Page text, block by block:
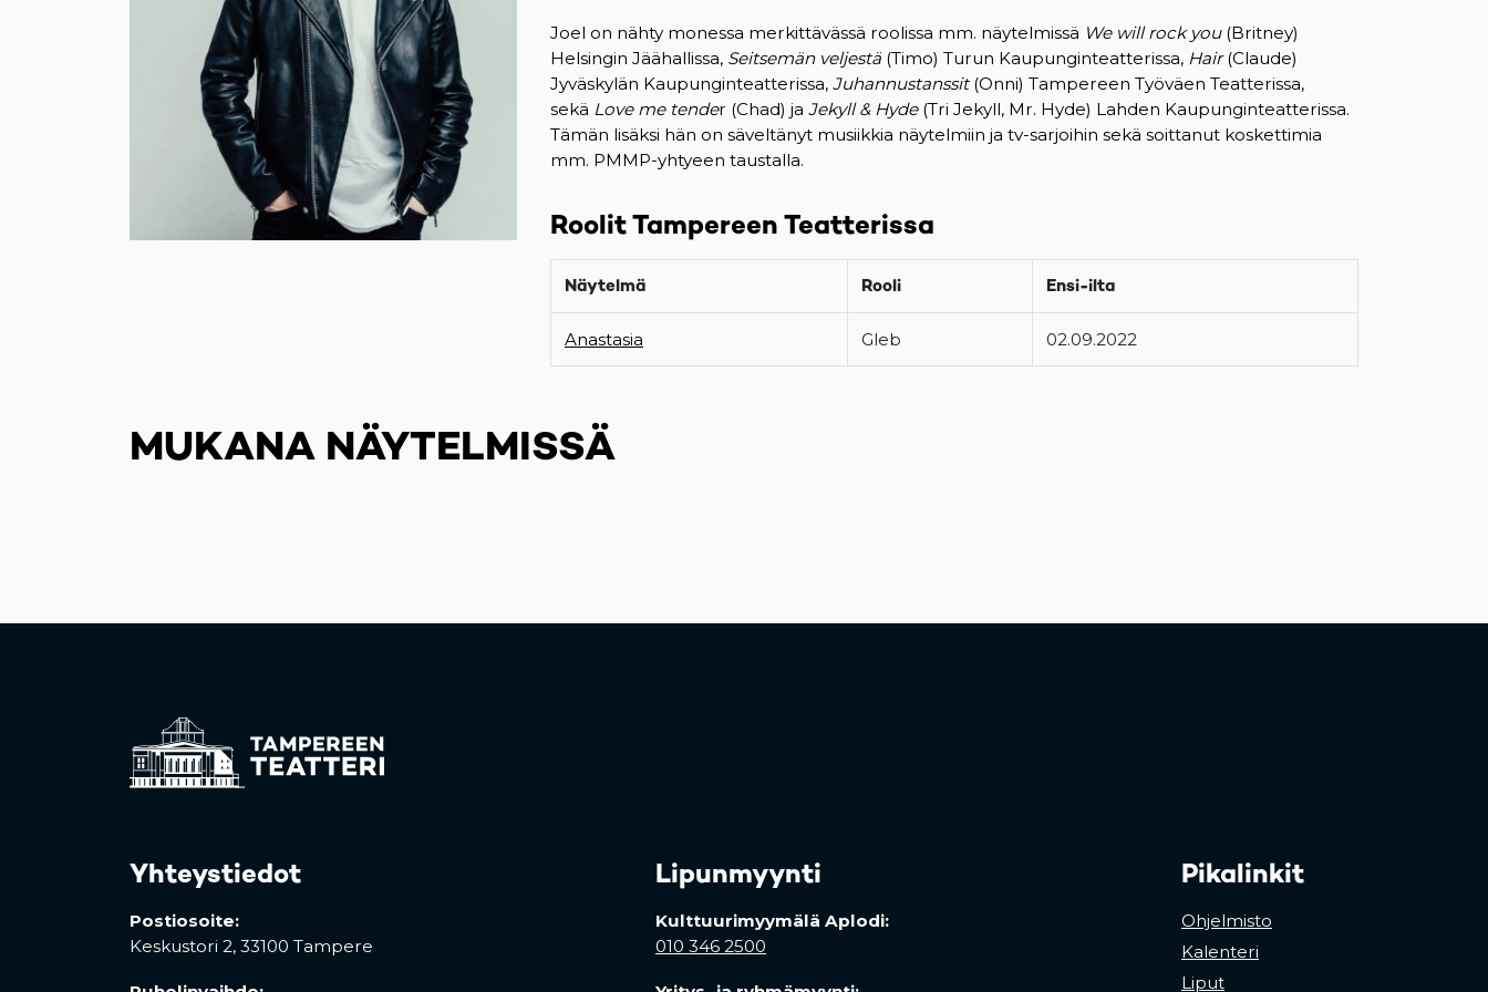
Joel on nähty monessa merkittävässä roolissa mm. näytelmissä We will rock you(Britney)
Helsingin Jäähallissa, Seitsemän veljestä (Timo) Turun Kaupunginteatterissa, Hair(Claude)
Jyväskylän Kaupunginteatterissa, Juhannustanssit(Onni) Tampereen Työväen Teatterissa,
sekä Love me tender (Chad) ja Jekyll & Hyde(Tri Jekyll, Mr. Hyde) Lahden Kaupunginteatterissa.
Tämän lisäksi hän on säveltänyt musiikkia näytelmiin ja tv-sarjoihin sekä soittanut koskettimia
mm. PMMP-yhtyeen taustalla.
Roolit Tampereen Teatterissa
Näytelmä Rooli Ensi-ilta
Anastasia Gleb 02.09.2022
MUKANA NÄYTELMISSÄ
Yhteystiedot
Postiosoite:
Keskustori 2, 33100 Tampere
Lipunmyynti
Kulttuurimyymälä Aplodi:
010 346 2500
Pikalinkit
Ohjelmisto
Kalenteri
Liput